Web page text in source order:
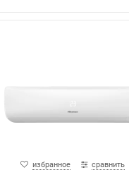
избранное сравнить